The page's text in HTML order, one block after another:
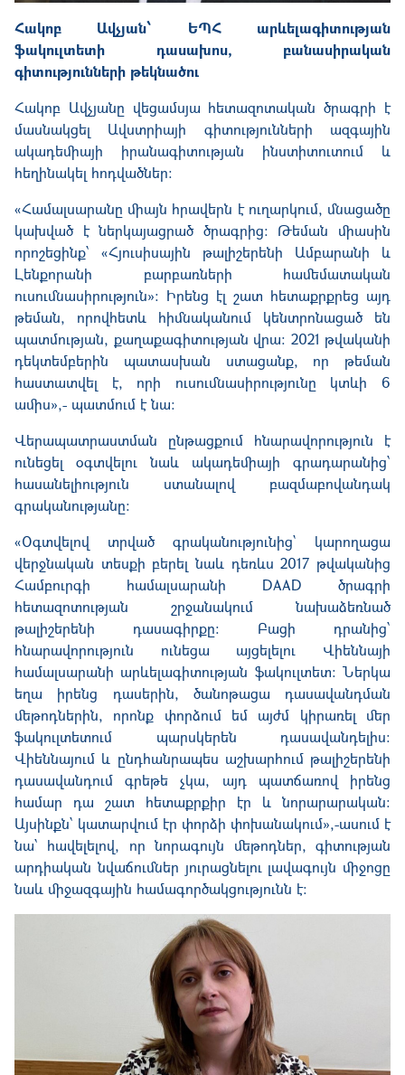
Հակոբ Ավչյան՝ ԵՊՀ արևելագիտության
ֆակուլտետի դասախոս, բանասիրական
գիտությունների թեկնածու
Հակոբ Ավչյանը վեցամսյա հետազոտական ծրագրի է
մասնակցել Ավստրիայի գիտությունների ազգային
ակադեմիայի իրանագիտության ինստիտուտում և
հեղինակել հոդվածներ։
«Համալսարանը միայն հրավերն է ուղարկում, մնացածը
կախված է ներկայացրած ծրագրից։ Թեման միասին
որոշեցինք՝ «Հյուսիսային թալիշերենի Ամբարանի և
Լենքորանի բարբառների համեմատական
ուսումնասիրություն»։ Իրենց էլ շատ հետաքրքրեց այդ
թեման, որովհետև հիմնականում կենտրոնացած են
պատմության, քաղաքագիտության վրա։ 2021 թվականի
դեկտեմբերին պատասխան ստացանք, որ թեման
հաստատվել է, որի ուսումնասիրությունը կտևի 6
ամիս»,- պատմում է նա։
Վերապատրաստման ընթացքում հնարավորություն է
ունեցել օգտվելու նաև ակադեմիայի գրադարանից՝
հասանելիություն ստանալով բազմաբովանդակ
գրականությանը։
«Օգտվելով տրված գրականությունից` կարողացա
վերջնական տեսքի բերել նաև դեռևս 2017 թվականից
Համբուրգի համալսարանի DAAD ծրագրի
հետազոտության շրջանակում նախաձեռնած
թալիշերենի դասագիրքը։ Բացի դրանից՝
հնարավորություն ունեցա այցելելու Վիեննայի
համալսարանի արևելագիտության ֆակուլտետ։ Ներկա
եղա իրենց դասերին, ծանոթացա դասավանդման
մեթոդներին, որոնք փորձում եմ այժմ կիրառել մեր
ֆակուլտետում պարսկերեն դասավանդելիս։
Վիեննայում և ընդհանրապես աշխարհում թալիշերենի
դասավանդում գրեթե չկա, այդ պատճառով իրենց
համար դա շատ հետաքրքիր էր և նորարարական։
Այսինքն՝ կատարվում էր փորձի փոխանակում»,-ասում է
նա՝ հավելելով, որ նորագույն մեթոդներ, գիտության
արդիական նվաճումներ յուրացնելու լավագույն միջոցը
նաև միջազգային համագործակցությունն է։